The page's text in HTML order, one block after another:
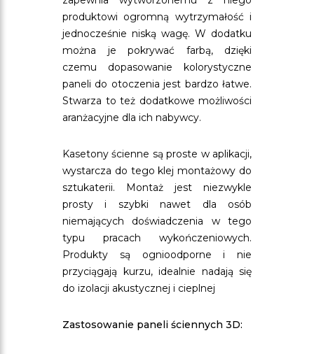
produktowi ogromną wytrzymałość i
jednocześnie niską wagę. W dodatku
można je pokrywać farbą, dzięki
czemu dopasowanie kolorystyczne
paneli do otoczenia jest bardzo łatwe.
Stwarza to też dodatkowe możliwości
aranżacyjne dla ich nabywcy.
Kasetony ścienne są proste w aplikacji,
wystarcza do tego klej montażowy do
sztukaterii. Montaż jest niezwykle
prosty i szybki nawet dla osób
niemających doświadczenia w tego
typu pracach wykończeniowych.
Produkty są ognioodporne i nie
przyciągają kurzu, idealnie nadają się
do izolacji akustycznej i cieplnej
Zastosowanie paneli ściennych 3D: